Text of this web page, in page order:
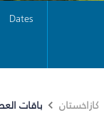
Dates
كازاخستان باقات